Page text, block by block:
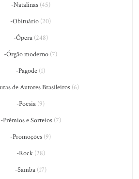
-Natalinas(45)
-Obituário (20)
-Ópera(248)
-Órgão moderno (7)
-Pagode (1)
de Autores Brasileiros(6)
-Poesia (9)
-Prêmios e Sorteios(7)
-Promoções (9)
-Rock(28)
-Samba(17)